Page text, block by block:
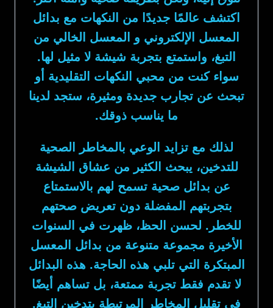
ما يناسب ذوقك.